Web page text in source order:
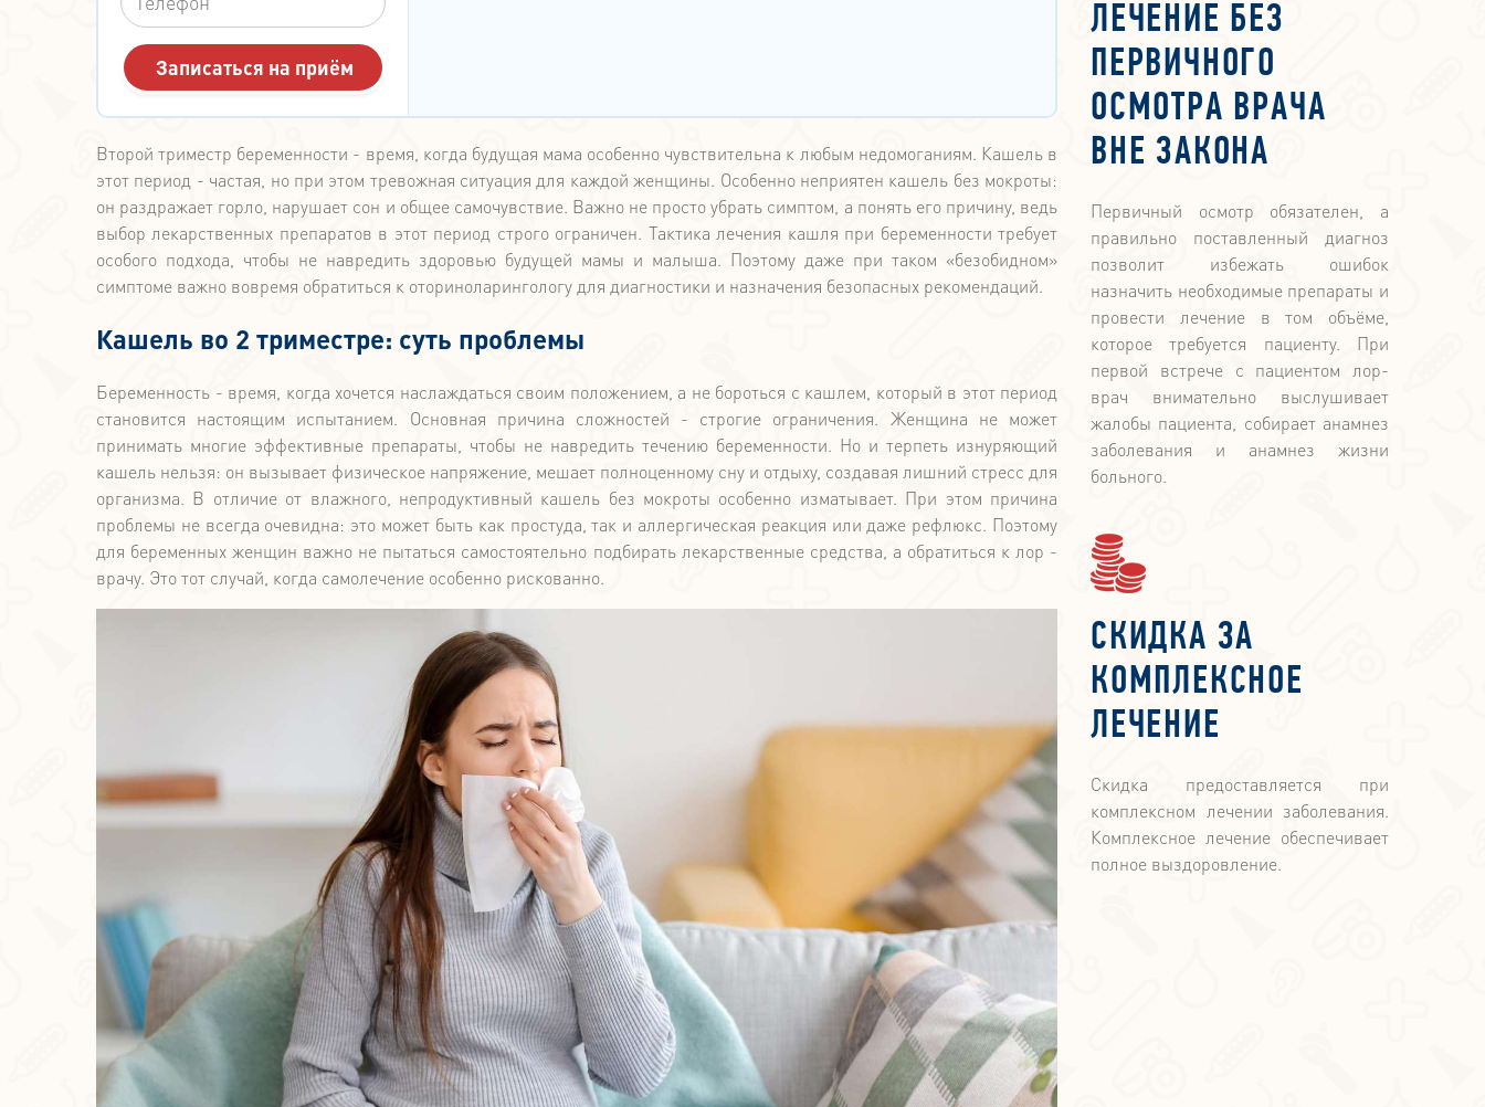
Второй триместр беременности - время, когда будущая мама особенно чувствительна к любым недомоганиям. Кашель в
этот период - частая, но при этом тревожная ситуация для каждой женщины. Особенно неприятен кашель без мокроты:
он раздражает горло, нарушает сон и общее самочувствие. Важно не просто убрать симптом, а понять его причину, ведь
выбор лекарственных препаратов в этот период строго ограничен. Тактика лечения кашля при беременности требует
особого подхода, чтобы не навредить здоровью будущей мамы и малыша. Поэтому даже при таком «безобидном»
симптоме важно вовремя обратиться к оториноларингологу для диагностики и назначения безопасных рекомендаций.
Кашель во 2 триместре: суть проблемы
Беременность - время, когда хочется наслаждаться своим положением, а не бороться с кашлем, который в этот период
становится настоящим испытанием. Основная причина сложностей - строгие ограничения. Женщина не может
принимать многие эффективные препараты, чтобы не навредить течению беременности. Но и терпеть изнуряющий
кашель нельзя: он вызывает физическое напряжение, мешает полноценному сну и отдыху, создавая лишний стресс для
организма. В отличие от влажного, непродуктивный кашель без мокроты особенно изматывает. При этом причина
проблемы не всегда очевидна: это может быть как простуда, так и аллергическая реакция или даже рефлюкс. Поэтому
для беременных женщин важно не пытаться самостоятельно подбирать лекарственные средства, а обратиться к лор -
врачу. Это тот случай, когда самолечение особенно рискованно.
ЛЕЧЕНИЕ БЕЗ
ПЕРВИЧНОГО
ОСМОТРА ВРАЧА
ВНЕ ЗАКОНА
Первичный осмотр обязателен, а
правильно поставленный диагноз
позволит избежать ошибок
назначить необходимые препараты и
провести лечение в том объёме,
которое требуется пациенту. При
первой встрече с пациентом лор-
врач внимательно выслушивает
жалобы пациента, собирает анамнез
заболевания и анамнез жизни
больного.
СКИДКА ЗА
КОМПЛЕКСНОЕ
ЛЕЧЕНИЕ
Скидка предоставляется при
комплексном лечении заболевания.
Комплексное лечение обеспечивает
полное выздоровление.